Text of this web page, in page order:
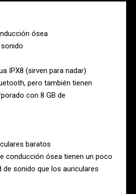
ósea
sonido
IPX8 (sirven para nadar)
pero también tienen
con 8 GB de
baratos
conducción ósea tienen un poco
de sonido que los auriculares